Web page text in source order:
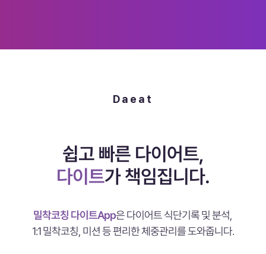
Daeat
쉽고 빠른 다이어트,
다이트가 책임집니다.
밀착코칭 다이트App은 다이어트 식단기록 및 분석,
1:1 밀착코칭, 미션 등 편리한 체중관리를 도와줍니다.